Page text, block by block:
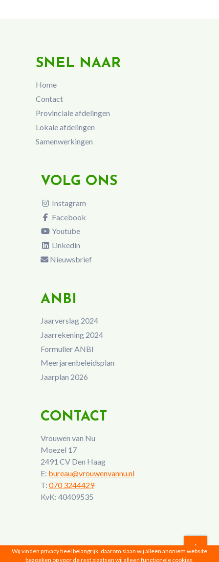
SNEL NAAR
Home
Contact
Provinciale afdelingen
Lokale afdelingen
Samenwerkingen
VOLG ONS
Instagram
Facebook
Youtube
Linkedin
Nieuwsbrief
ANBI
Jaarverslag 2024
Jaarrekening 2024
Formulier ANBI
Meerjarenbeleidsplan
Jaarplan 2026
CONTACT
Vrouwen van Nu
Moezel 17
2491 CV Den Haag
E: bureau@vrouwenvannu.nl
T: 070 3244429
KvK: 40409535
Wij vinden privacy heel belangrijk, daarom slaan wij alleen anoniem website
bezoeken op voor de rest plaatsen wij alleen functionele cookies,